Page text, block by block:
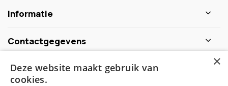
Informatie
Contactgegevens
Schijf je nu in voor de nieuwsbrief
×
Deze website maakt gebruik van
cookies.